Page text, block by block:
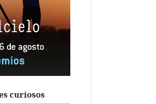
curiosos